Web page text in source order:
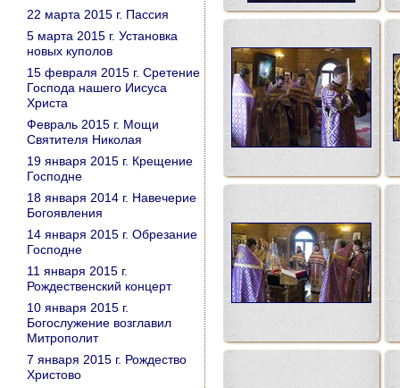
22 марта 2015 г. Пассия
5 марта 2015 г. Установка
новых куполов
15 февраля 2015 г. Сретение
Господа нашего Иисуса
Христа
Февраль 2015 г. Мощи
Святителя Николая
19 января 2015 г. Крещение
Господне
18 января 2014 г. Навечерие
Богоявления
14 января 2015 г. Обрезание
Господне
11 января 2015 г.
Рождественский концерт
10 января 2015 г.
Богослужение возглавил
Митрополит
7 января 2015 г. Рождество
Христово